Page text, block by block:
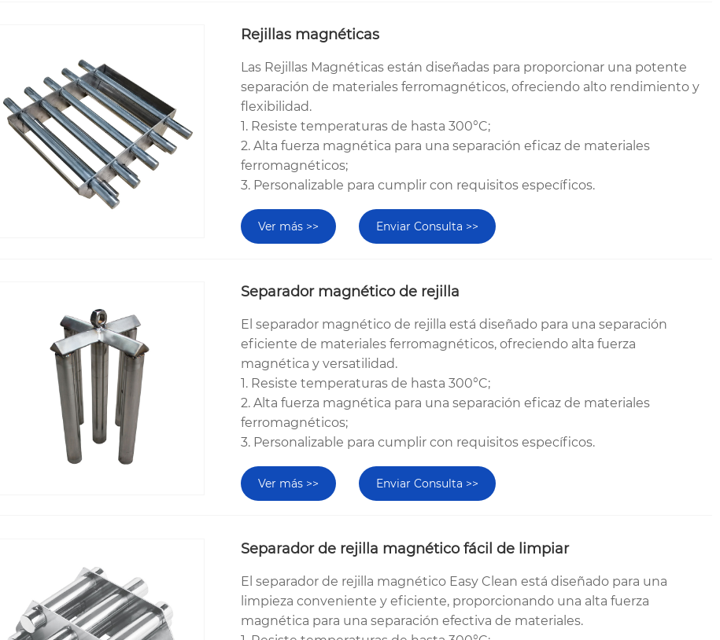
Rejillas magnéticas
Las Rejillas Magnéticas están diseñadas para proporcionar una potente
separación de materiales ferromagnéticos, ofreciendo alto rendimiento y
flexibilidad.
1. Resiste temperaturas de hasta 300°C;
2. Alta fuerza magnética para una separación eficaz de materiales
ferromagnéticos;
3. Personalizable para cumplir con requisitos específicos.
Ver más >> Enviar Consulta >>
Separador magnético de rejilla
El separador magnético de rejilla está diseñado para una separación
eficiente de materiales ferromagnéticos, ofreciendo alta fuerza
magnética y versatilidad.
1. Resiste temperaturas de hasta 300°C;
2. Alta fuerza magnética para una separación eficaz de materiales
ferromagnéticos;
3. Personalizable para cumplir con requisitos específicos.
Ver más >> Enviar Consulta >>
Separador de rejilla magnético fácil de limpiar
El separador de rejilla magnético Easy Clean está diseñado para una
limpieza conveniente y eficiente, proporcionando una alta fuerza
magnética para una separación efectiva de materiales.